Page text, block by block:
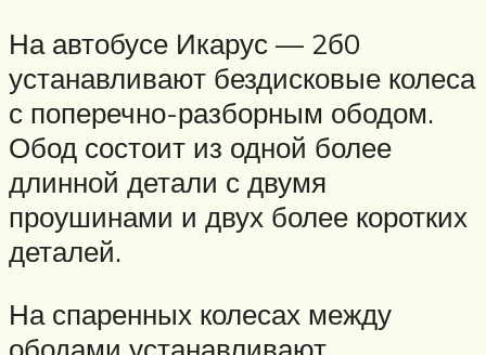
На автобусе Икарус — 2б0
устанавливают бездисковые колеса
с поперечно-разборным ободом.
Обод состоит из одной более
длинной детали с двумя
проушинами и двух более коротких
деталей.
На спаренных колесах между
ободами устанавливают